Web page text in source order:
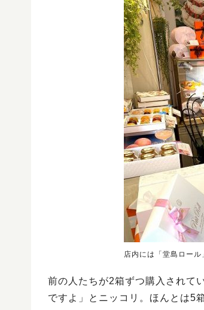
店内には「堂島ロー
前の人たちが2箱ずつ購入されて
ですよ」とニッコリ。ほんとは5